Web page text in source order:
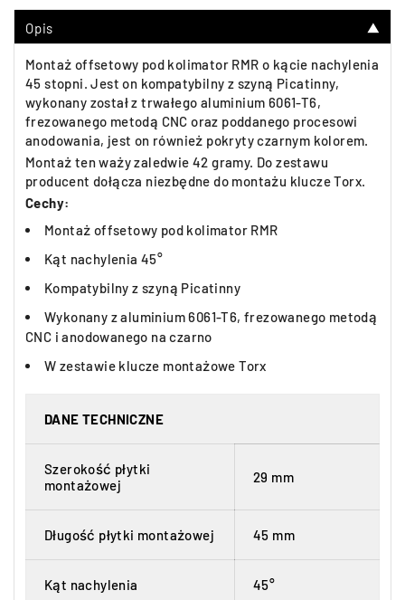
Opis ▼
Montaż offsetowy pod kolimator RMR o kącie nachylenia
45 stopni. Jest on kompatybilny z szyną Picatinny,
wykonany został z trwałego aluminium 6061-T6,
frezowanego metodą CNC oraz poddanego procesowi
anodowania, jest on również pokryty czarnym kolorem.
Montaż ten waży zaledwie 42 gramy. Do zestawu
producent dołącza niezbędne do montażu klucze Torx.
Cechy:
Montaż offsetowy pod kolimator RMR
Kąt nachylenia 45°
Kompatybilny z szyną Picatinny
Wykonany z aluminium 6061-T6, frezowanego metodą
CNC i anodowanego na czarno
W zestawie klucze montażowe Torx
DANE TECHNICZNE
Szerokość płytki
montażowej
29 mm
Długość płytki montażowej 45 mm
Kąt nachylenia 45°